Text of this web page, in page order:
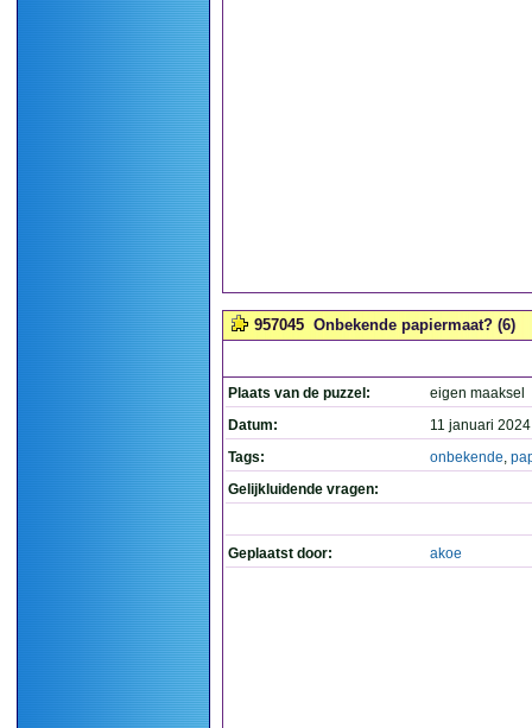
957045 Onbekende papiermaat? (6)
Plaats van de puzzel:
eigen maaksel
Datum:
11 januari
Tags:
onbekende,
Gelijkluidende vragen:
Geplaatst door: akoe